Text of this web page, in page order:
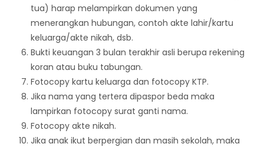
tua) harap melampirkan dokumen yang
menerangkan hubungan, contoh akte lahir/kartu
keluarga/akte nikah, dsb.
Bukti keuangan 3 bulan terakhir asli berupa rekening
koran atau buku tabungan.
Fotocopy kartu keluarga dan fotocopy KTP.
Jika nama yang tertera dipaspor beda maka
lampirkan fotocopy surat ganti nama.
Fotocopy akte nikah.
Jika anak ikut berpergian dan masih sekolah, maka